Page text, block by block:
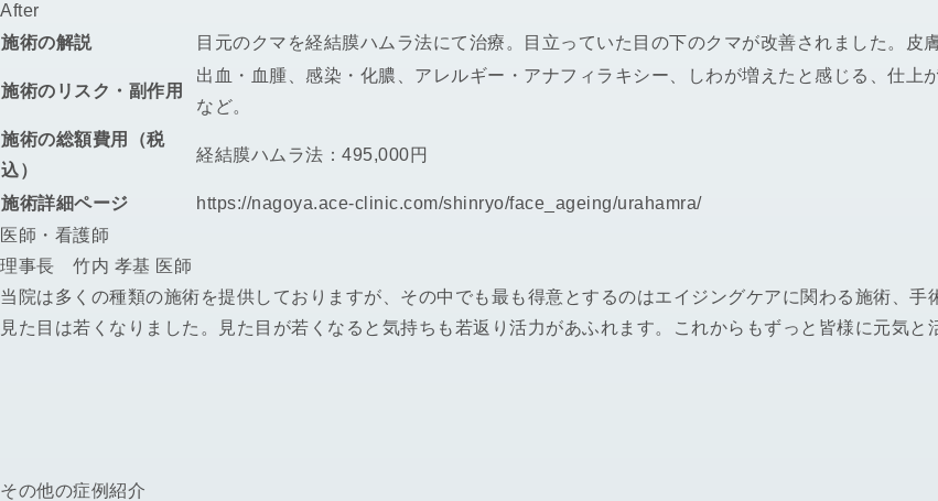
After
施術の解説
目元のクマを経結膜ハムラ法にて治療。目立っていた目の下のクマが改善されました。皮
施術のリスク・副作用
出血・血腫、感染・化膿、アレルギー・アナフィラキシー、しわが増えたと感じる、仕
など。
施術の総額費用（税
込）
経結膜ハムラ法：495,000円
施術詳細ページ
https://nagoya.ace-clinic.com/shinryo/face_ageing/urahamra/
医師・看護師
理事長 竹内 孝基 医師
当院は多くの種類の施術を提供しておりますが、その中でも最も得意とするのはエイジングケアに関わる施術、
見た目は若くなりました。見た目が若くなると気持ちも若返り活力があふれます。これからもずっと皆様に元気
その他の症例紹介